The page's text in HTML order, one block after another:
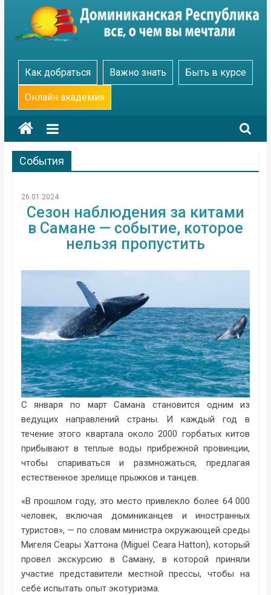
content
Go
Dominicana
Как добраться Важно знать Быть в курсе
Онлайн академия
События
26.01.2024
Сезон наблюдения за китами
в Самане — событие, которое
нельзя пропустить
С января по март Самана становится одним из
ведущих направлений страны. И каждый год в
течение этого квартала около 2000 горбатых китов
прибывают в теплые воды прибрежной провинции,
чтобы спариваться и размножаться, предлагая
естественное зрелище прыжков и танцев.
«В прошлом году, это место привлекло более 64 000
человек, включая доминиканцев и иностранных
туристов», — по словам министра окружающей среды
Мигеля Сеары Хаттона (Miguel Ceara Hatton), который
провел экскурсию в Саману, в которой приняли
участие представители местной прессы, чтобы на
себе испытать опыт экотуризма.